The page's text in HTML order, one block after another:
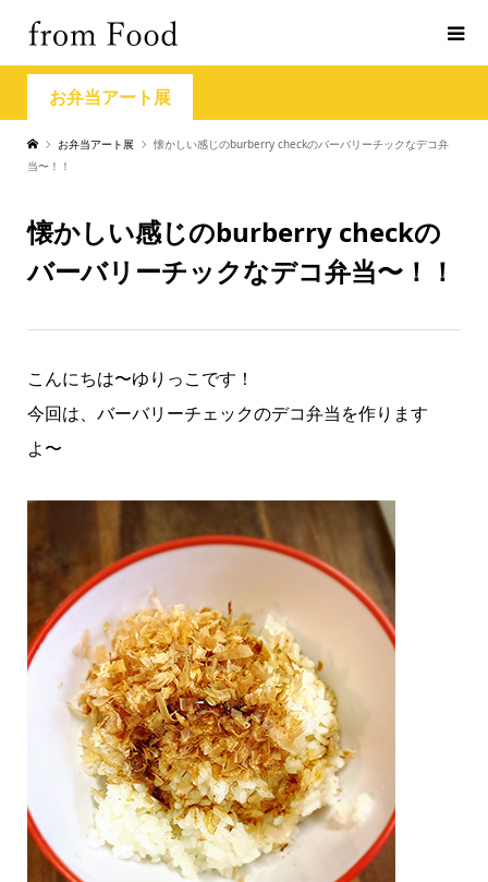
お弁当アート展
お弁当アート展
懐かしい感じのburberry checkのバーバリーチックなデコ弁
当〜！！
懐かしい感じのburberry checkの
バーバリーチックなデコ弁当〜！！
こんにちは〜ゆりっこです！
今回は、バーバリーチェックのデコ弁当を作ります
よ〜